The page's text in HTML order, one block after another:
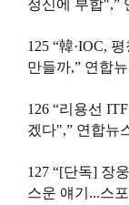
정신에 부합",”
125 “韓·IOC,
만들까,” 연합
126 “리용선
겠다",” 연합뉴
127 “[단독] 장웅
스운 얘기...스